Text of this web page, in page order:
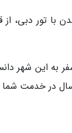
با تور دبی،
به این شهر
سال در خدمت